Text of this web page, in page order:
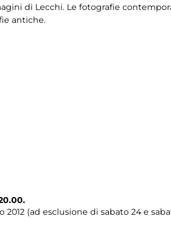
di Lecchi. Le fotografie
antiche.
(ad esclusione di sabato 24 e